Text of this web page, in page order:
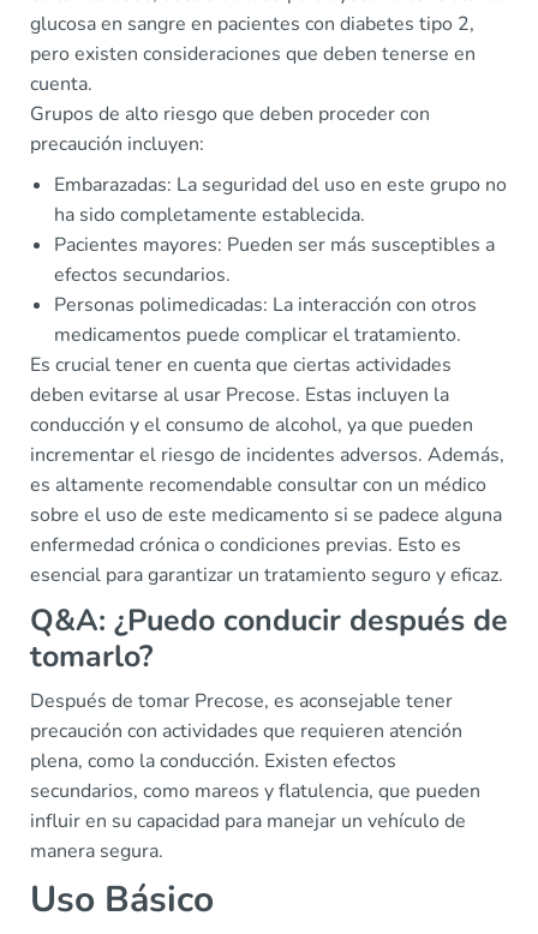
glucosa en sangre en pacientes con diabetes tipo 2,
pero existen consideraciones que deben tenerse en
cuenta.
Grupos de alto riesgo que deben proceder con
precaución incluyen:
Embarazadas: La seguridad del uso en este grupo no
ha sido completamente establecida.
Pacientes mayores: Pueden ser más susceptibles a
efectos secundarios.
Personas polimedicadas: La interacción con otros
medicamentos puede complicar el tratamiento.
Es crucial tener en cuenta que ciertas actividades
deben evitarse al usar Precose. Estas incluyen la
conducción y el consumo de alcohol, ya que pueden
incrementar el riesgo de incidentes adversos. Además,
es altamente recomendable consultar con un médico
sobre el uso de este medicamento si se padece alguna
enfermedad crónica o condiciones previas. Esto es
esencial para garantizar un tratamiento seguro y eficaz.
Q&A: ¿Puedo conducir después de
tomarlo?
Después de tomar Precose, es aconsejable tener
precaución con actividades que requieren atención
plena, como la conducción. Existen efectos
secundarios, como mareos y flatulencia, que pueden
influir en su capacidad para manejar un vehículo de
manera segura.
Uso Básico